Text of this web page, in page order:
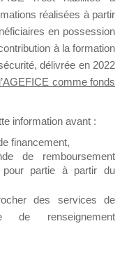
de
à l’Appel à
au support
un message
réalisées à partir
en possession
à la formation
délivrée en 2022
l’AGEFICE comme fonds
information avant :
financement,
de remboursement
pour partie à partir du
des services de
de renseignement